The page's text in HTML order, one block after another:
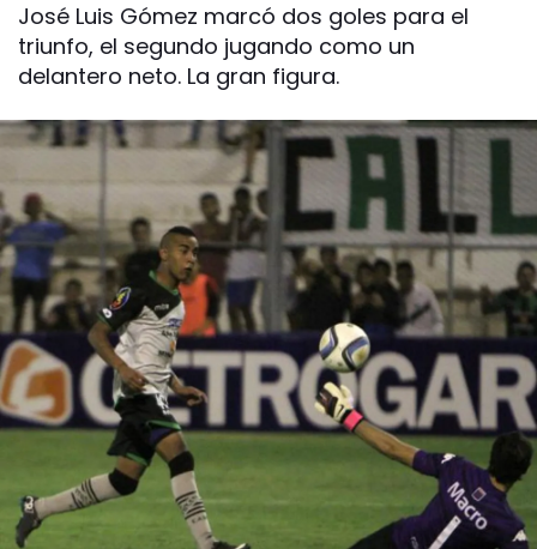
José Luis Gómez marcó dos goles para el
triunfo, el segundo jugando como un
delantero neto. La gran figura.